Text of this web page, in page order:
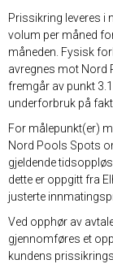
Prissikring leveres i
volum per måned
måneden. Fysisk
avregnes mot Nord
fremgår av punkt
underforbruk på
For målepunkt(er)
Nord Pools Spots
gjeldende
dette er oppgitt fra
justerte
Ved opphør av
gjennomføres et
kundens